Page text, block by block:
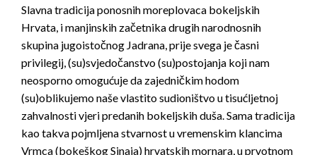
Slavna tradicija ponosnih moreplovaca bokeljskih
Hrvata, i manjinskih začetnika drugih narodnosnih
skupina jugoistočnog Jadrana, prije svega je časni
privilegij, (su)svjedočanstvo (su)postojanja koji nam
neosporno omogućuje da zajedničkim hodom
(su)oblikujemo naše vlastito sudioništvo u tisućljetnoj
zahvalnosti vjeri predanih bokeljskih duša. Sama tradicija
kao takva pojmljena stvarnost u vremenskim klancima
Vrmca (bokeškog Sinaja) hrvatskih mornara, u prvotnom